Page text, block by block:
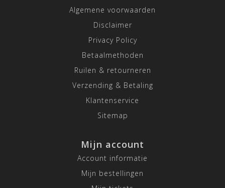
Algemene voorwaarden
Disclaimer
Privacy Policy
Betaalmethoden
Ruilen & retourneren
Verzending & Betaling
Klantenservice
Sitemap
Mijn account
Account informatie
Mijn bestellingen